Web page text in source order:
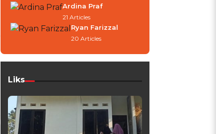
Ardina Praf
21 Articles
Ryan Farizzal
20 Articles
Liks